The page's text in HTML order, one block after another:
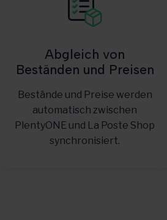
Abgleich von
Beständen und Preisen
Bestände und Preise werden
automatisch zwischen
PlentyONE und La Poste Shop
synchronisiert.